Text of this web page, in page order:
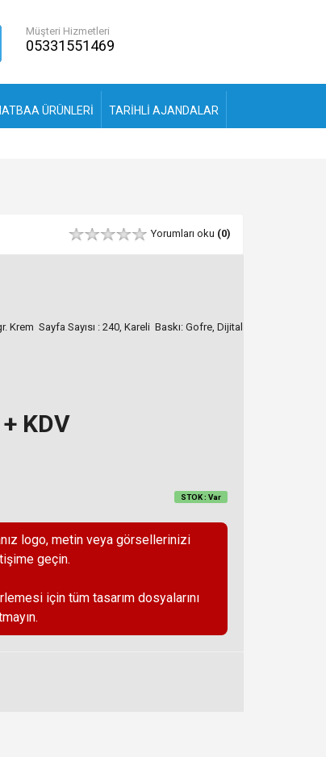
Müşteri Hizmetleri
05331551469
ÜRÜNLERİ TARİHLİ AJANDALAR
Yorumları oku (0)
Sayfa Sayısı : 240, Kareli Baskı: Gofre, Dijital
KDV
STOK : Var
logo, metin veya görsellerinizi
geçin.
için tüm tasarım dosyalarını